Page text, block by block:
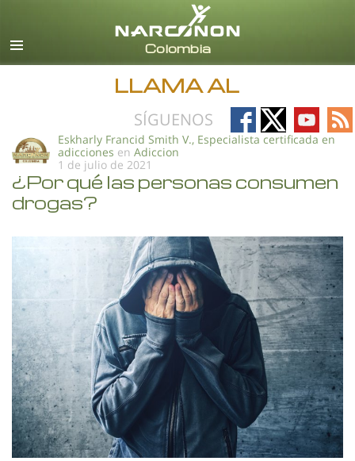
Español
Todas las Regiones/Idiomas
LLAMA AL
SÍGUENOS
Follow
on
Follow
on
Follow
on
on
Eskharly Francid Smith V., Especialista certificada en
adicciones en Adiccion
1 de julio de 2021
¿Por qué las personas consumen
drogas?